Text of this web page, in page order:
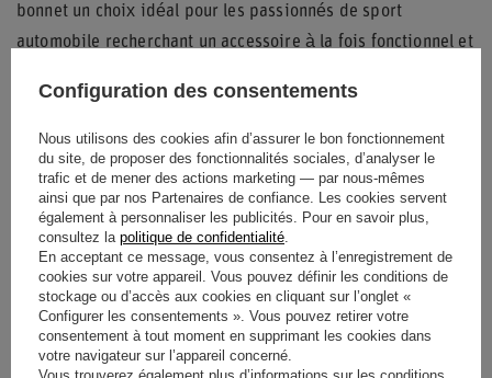
bonnet un choix idéal pour les passionnés de sport
automobile recherchant un accessoire à la fois fonctionnel et
État Nouveaux produits
Catégorie Chapeaux d'hiver
Couleur
Groupe d'âge Adultes
Marque McLaren F1 Team
Configuration des consentements
Nous utilisons des cookies afin d’assurer le bon fonctionnement
du site, de proposer des fonctionnalités sociales, d’analyser le
trafic et de mener des actions marketing — par nous-mêmes
ainsi que par nos Partenaires de confiance. Les cookies servent
également à personnaliser les publicités. Pour en savoir plus,
consultez la politique de confidentialité
En acceptant ce message, vous consentez à l’enregistrement de
cookies sur votre appareil. Vous pouvez définir les conditions de
stockage ou d’accès aux cookies en cliquant sur l’onglet «
Configurer les consentements ». Vous pouvez retirer votre
consentement à tout moment en supprimant les cookies dans
votre navigateur sur l’appareil concerné.